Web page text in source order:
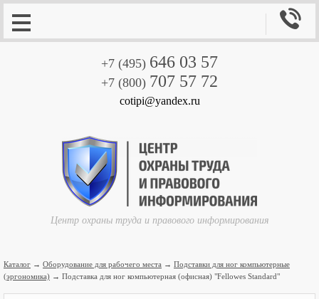
+7 (495) 646 03 57
+7 (800) 707 57 72
cotipi@yandex.ru
Центр охраны труда и правового информирования

Каталог → Оборудование для рабочего места → Подставки для ног компьютерные
(эргономика) → Подставка для ног компьютерная (офисная) "Fellowes Standard"